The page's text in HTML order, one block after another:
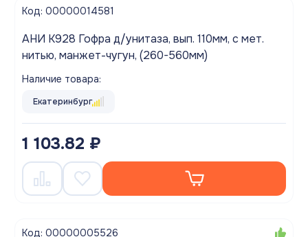
Код: 00000014581
АНИ K928 Гофра д/унитаза, вып. 110мм, с мет.
нитью, манжет-чугун, (260-560мм)
Наличие товара:
Екатеринбург
1 103.82 ₽
Код: 00000005526